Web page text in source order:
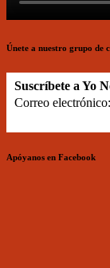
Únete a nuestro grupo de
Suscríbete a Yo
Correo electrónico:
Apóyanos en Facebook